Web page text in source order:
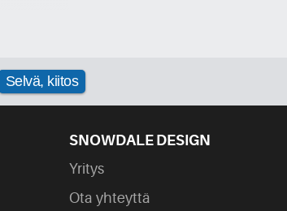
Selvä, kiitos
SNOWDALE DESIGN
Yritys
Ota yhteyttä